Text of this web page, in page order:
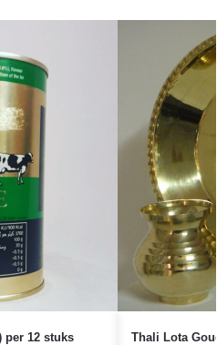
per 12 stuks Thali Lota